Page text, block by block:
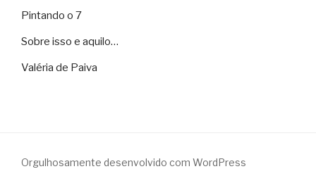
Pintando o 7
Sobre isso e aquilo…
Valéria de Paiva
Orgulhosamente desenvolvido com WordPress